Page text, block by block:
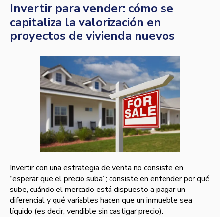
Invertir para vender: cómo se
capitaliza la valorización en
proyectos de vivienda nuevos
Invertir con una estrategia de venta no consiste en
“esperar que el precio suba”; consiste en entender por qué
sube, cuándo el mercado está dispuesto a pagar un
diferencial y qué variables hacen que un inmueble sea
líquido (es decir, vendible sin castigar precio).